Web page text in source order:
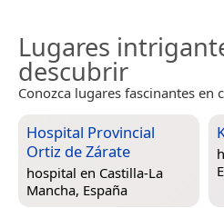
Lugares
descubrir
Conozca lugares fascinantes en
Hospital Provincial
Ortiz de Zárate
hospital en Castilla-La
Mancha, España